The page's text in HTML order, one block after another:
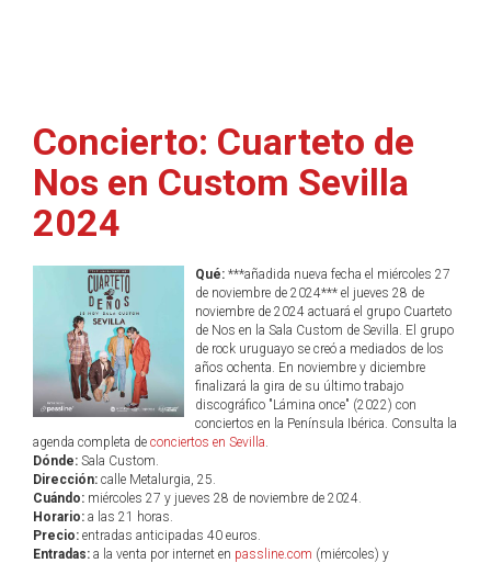
Concierto: Cuarteto de
Nos en Custom Sevilla
2024
Qué:***añadida nueva fecha el miércoles 27
de noviembre de 2024*** el jueves 28 de
noviembre de 2024 actuará el grupo Cuarteto
de Nos en la Sala Custom de Sevilla. El grupo
de rock uruguayo se creó a mediados de los
años ochenta. En noviembre y diciembre
finalizará la gira de su último trabajo
discográfico "Lámina once" (2022) con
conciertos en la Península Ibérica. Consulta la
agenda completa de conciertos en Sevilla.
Dónde: Sala Custom.
Dirección: calle Metalurgia, 25.
Cuándo: miércoles 27 y jueves 28 de noviembre de 2024.
Horario: a las 21 horas.
Precio: entradas anticipadas 40 euros.
Entradas: a la venta por internet en passline.com (miércoles) y